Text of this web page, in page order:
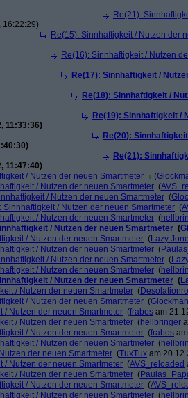
Re(21):
16:22:29)
Re(15): Sinnhaftigkeit / Nutzen der
Re(16): Sinnhaftigkeit / Nutzen
Re(17): Sinnhaftigkeit /
Re(18): Sinnhaftigkeit /
Re(19): Sinnhaftigkeit /
11:33:36)
Re(20):
Re(21):
11:47:40)
/ Nutzen der neuen Smartmeter
(
/ Nutzen der neuen Smartmeter (
/ Nutzen der neuen Smartmeter (
Sinnhaftigkeit / Nutzen der neuen Smartmeter (
/ Nutzen der neuen Smartmeter (
/ Nutzen der neuen Smartmeter (
/ Nutzen der neuen Smartmeter (Lazy
/ Nutzen der neuen Smartmeter (
/ Nutzen der neuen Smartmeter (
/ Nutzen der neuen Smartmeter (
/ Nutzen der neuen Smartmeter (
/ Nutzen der neuen Smartmeter (
/ Nutzen der neuen Smartmeter (Glockman
/ Nutzen der neuen Smartmeter (frabos am
/ Nutzen der neuen Smartmeter (hellbringer
/ Nutzen der neuen Smartmeter (frabos
/ Nutzen der neuen Smartmeter (
der neuen Smartmeter (TuxTux am
/ Nutzen der neuen Smartmeter (AVS_reloaded
/ Nutzen der neuen Smartmeter (
/ Nutzen der neuen Smartmeter (
/ Nutzen der neuen Smartmeter (